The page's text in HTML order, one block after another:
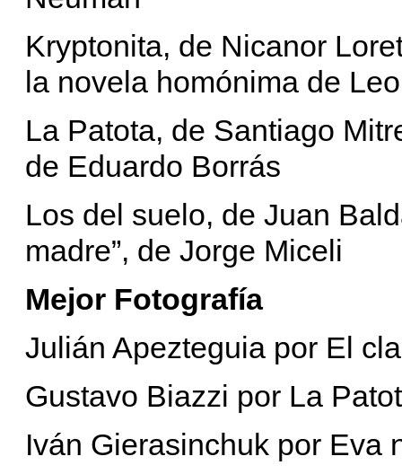
Kryptonita, de Nicanor
la novela homónima de
La Patota, de Santiago
de Eduardo Borrás
Los del suelo, de Juan
madre”, de Jorge Miceli
Mejor Fotografía
Julián Apezteguia por El
Gustavo Biazzi por La
Iván Gierasinchuk por Eva